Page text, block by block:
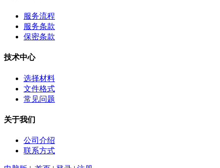
服务流程
服务条款
保密条款
技术中心
选择材料
文件格式
常见问题
关于我们
公司介绍
联系方式